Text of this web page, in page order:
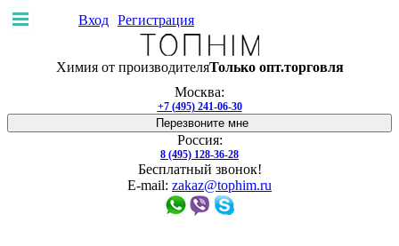
Доставка и
Производители
Договор-оферта
Доставка и оплата Гарантия Услуги Отзывы
О нас
Адреса магазинов Производство
Вход Регистрация
Химия от производителяТолько опт.торговля
Москва:
+7 (495) 241-06-30
Перезвоните мне
Россия:
8 (495) 128-36-28
Бесплатный звонок!
E-mail: zakaz@tophim.ru